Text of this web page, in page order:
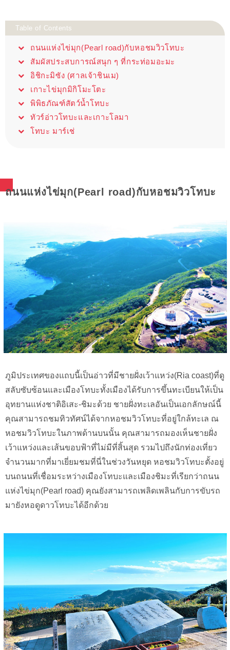
Table of Contents
ถนนแห่งไข่มุก(Pearl road)กับหอชมวิวโทบะ
สัมผัสประสบการณ์สนุก ๆ ที่กระท่อมอะมะ
อิชิกะมิซัง (ศาลเจ้าชินเม)
เกาะไข่มุกมิกิโมะโตะ
พิพิธภัณฑ์สัตว์น้ำโทบะ
ทัวร์อ่าวโทบะและเกาะโลมา
โทบะ มาร์เช่
ถนนแห่งไข่มุก(Pearl road)กับหอชมวิวโทบะ
ภูมิประเทศของแถบนี้เป็นอ่าวที่มีชายฝั่งเว้าแหว่ง(Ria coast)ที่ดู
สลับซับซ้อนและเมืองโทบะทั้งเมืองได้รับการขึ้นทะเบียนให้เป็น
อุทยานแห่งชาติอิเสะ-ชิมะด้วย ชายฝั่งทะเลอันเป็นเอกลักษณ์นี้
คุณสามารถชมทิวทัศน์ได้จากหอชมวิวโทบะที่อยู่ใกล้ทะเล ณ
หอชมวิวโทบะในภาพด้านบนนั้น คุณสามารถมองเห็นชายฝั่ง
เว้าแหว่งและเส้นขอบฟ้าที่ไม่มีที่สิ้นสุด รวมไปถึงนักท่องเที่ยว
จำนวนมากที่มาเยี่ยมชมที่นี่ในช่วงวันหยุด หอชมวิวโทบะตั้งอยู่
บนถนนที่เชื่อมระหว่างเมืองโทบะและเมืองชิมะที่เรียกว่าถนน
แห่งไข่มุก(Pearl road) คุณยังสามารถเพลิดเพลินกับการขับรถ
มายังหอดูดาวโทบะได้อีกด้วย